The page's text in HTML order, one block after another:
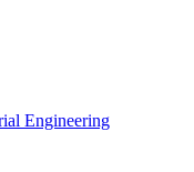
Engineering